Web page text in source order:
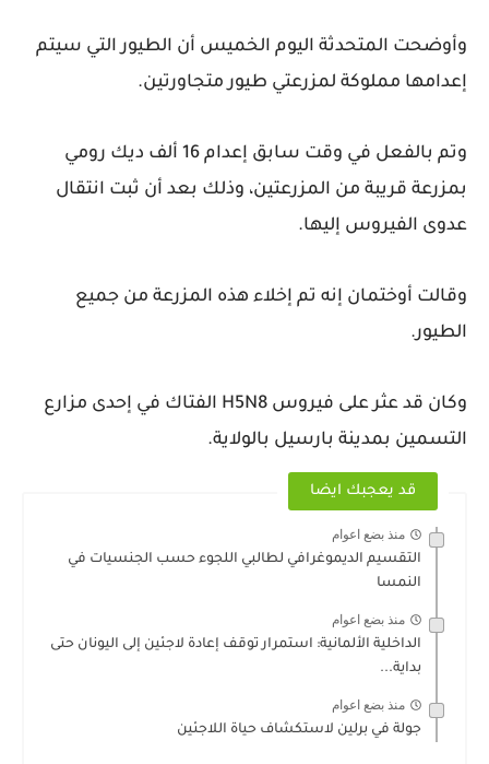
وأوضحت المتحدثة اليوم الخميس أن الطيور التي سيتم
إعدامها مملوكة لمزرعتي طيور متجاورتين.
وتم بالفعل في وقت سابق إعدام 16 ألف ديك رومي
بمزرعة قريبة من المزرعتين، وذلك بعد أن ثبت انتقال
عدوى الفيروس إليها.
وقالت أوختمان إنه تم إخلاء هذه المزرعة من جميع
الطيور.
وكان قد عثر على فيروس H5N8 الفتاك في إحدى مزارع
التسمين بمدينة بارسيل بالولاية.
قد يعجبك ايضا
منذ بضع اعوام
التقسيم الديموغرافي لطالبي اللجوء حسب الجنسيات في
النمسا
منذ بضع اعوام
الداخلية الألمانية: استمرار توقف إعادة لاجئين إلى اليونان حتى
بداية...
منذ بضع اعوام
جولة في برلين لاستكشاف حياة اللاجئين